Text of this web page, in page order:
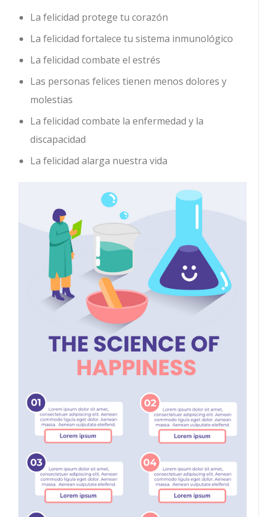
La felicidad protege tu corazón
La felicidad fortalece tu sistema inmunológico
La felicidad combate el estrés
Las personas felices tienen menos dolores y
molestias
La felicidad combate la enfermedad y la
discapacidad
La felicidad alarga nuestra vida